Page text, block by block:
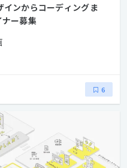
インからコーディングま
ー募集
6